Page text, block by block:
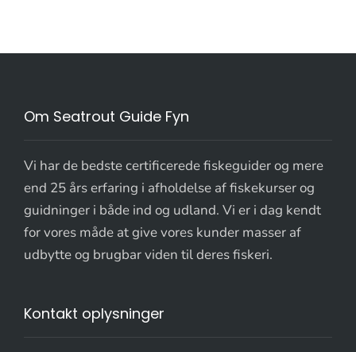
Om Seatrout Guide Fyn
Vi har de bedste certificerede fiskeguider og mere
end 25 års erfaring i afholdelse af fiskekurser og
guidninger i både ind og udland. Vi er i dag kendt
for vores måde at give vores kunder masser af
udbytte og brugbar viden til deres fiskeri.
Kontakt oplysninger